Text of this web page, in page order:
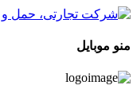
منو موبایل